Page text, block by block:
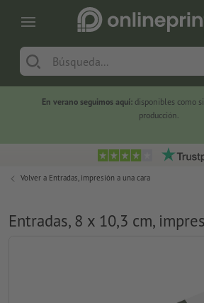
En verano seguimos aquí: disponibles como
producción.
Volver a Entradas, impresión a una cara
Entradas, 8 x 10,3 cm,